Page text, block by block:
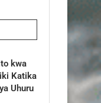
kwa
Katika
Uhuru